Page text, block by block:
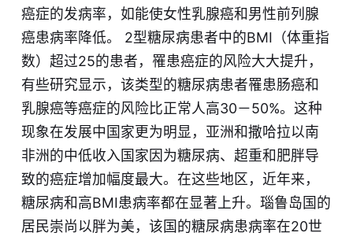
癌症的发病率，如能使女性乳腺癌和男性前列腺
癌患病率降低。 2型糖尿病患者中的BMI（体重指
数）超过25的患者，罹患癌症的风险大大提升，
有些研究显示，该类型的糖尿病患者罹患肠癌和
乳腺癌等癌症的风险比正常人高30－50%。这种
现象在发展中国家更为明显，亚洲和撒哈拉以南
非洲的中低收入国家因为糖尿病、超重和肥胖导
致的癌症增加幅度最大。在这些地区，近年来，
糖尿病和高BMI患病率都在显著上升。瑙鲁岛国的
居民崇尚以胖为美，该国的糖尿病患病率在20世